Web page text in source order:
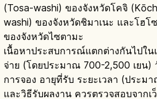
(Tosa-washi) ของจังหวัดโคจิ
washi) ของจังหวัดชิมาเนะ และโฮโ
ของจังหวัดไซตามะ
เนื้อหาประสบการณ์แตกต่างกันไปใ
จ่าย (โดยประมาณ 700-2,500 เยน)
การจอง อายุที่รับ ระยะเวลา (ประม
และวิธีรับผลงาน ควรตรวจสอบจาก